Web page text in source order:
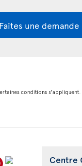
Faites une
conditions s'appliquent.
Centre